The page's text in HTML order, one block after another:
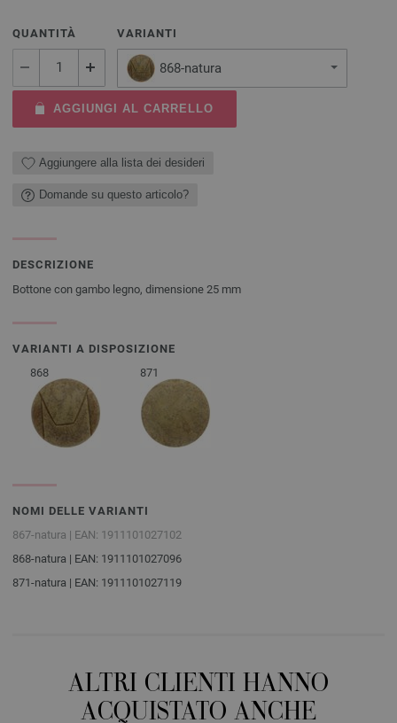
QUANTITÀ VARIANTI
868-natura
AGGIUNGI AL CARRELLO
Aggiungere alla lista dei desideri
Domande su questo articolo?
DESCRIZIONE
Bottone con gambo legno, dimensione 25 mm
VARIANTI A DISPOSIZIONE
868
871
NOMI DELLE VARIANTI
867-natura | EAN: 1911101027102
868-natura | EAN: 1911101027096
871-natura | EAN: 1911101027119
ALTRI CLIENTI HANNO
ACQUISTATO ANCHE